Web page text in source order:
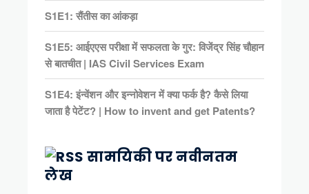
S1E1: सैंतीस का आंकड़ा
S1E5: आईएएस परीक्षा में सफलता के गुर: विजेंद्र सिंह चौहान
से बातचीत | IAS Civil Services Exam
S1E4: इंन्वेंशन और इन्नोवेशन में क्या फर्क है? कैसे लिया
जाता है पेटेंट? | How to invent and get Patents?
सामयिकी पर नवीनतम
लेख